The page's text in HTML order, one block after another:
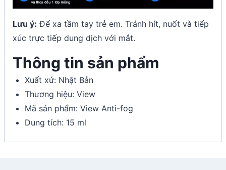
Lưu ý: Để xa tầm tay trẻ em. Tránh hít, nuốt và tiếp
xúc trực tiếp dung dịch với mắt.
Thông tin sản phẩm
Xuất xứ: Nhật Bản
Thương hiệu: View
Mã sản phẩm: View Anti-fog
Dung tích: 15 ml